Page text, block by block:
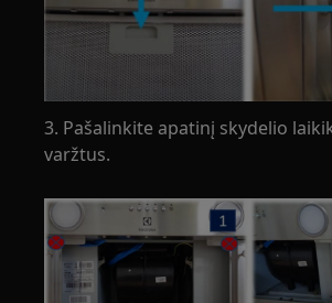
3. Pašalinkite apatinį skydelio
varžtus.